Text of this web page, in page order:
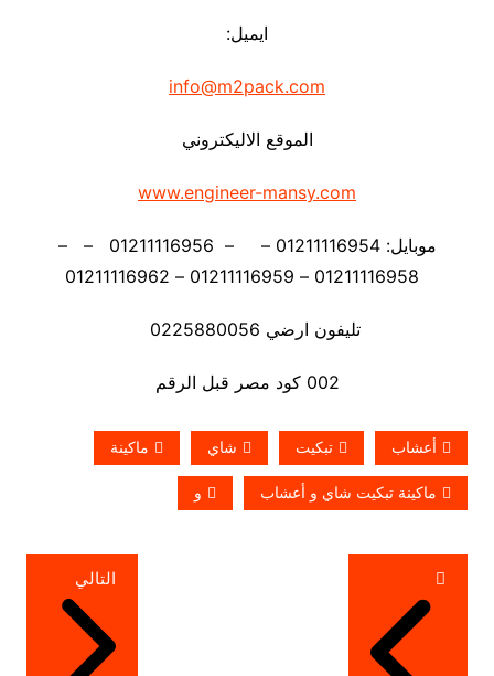
ايميل:
info@m2pack.com
الموقع الاليكتروني
www.engineer-mansy.com
موبايل: 01211116954 – – 01211116956 – –
تليفون ارضي 0225880056
002 كود مصر قبل الرقم
أعشاب تبكيت شاي ماكينة
ماكينة تبكيت شاي و أعشاب و
تصفّح
المقالات
التالي